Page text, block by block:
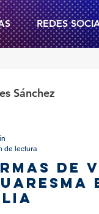
REDES
Sánchez
de
de lectura